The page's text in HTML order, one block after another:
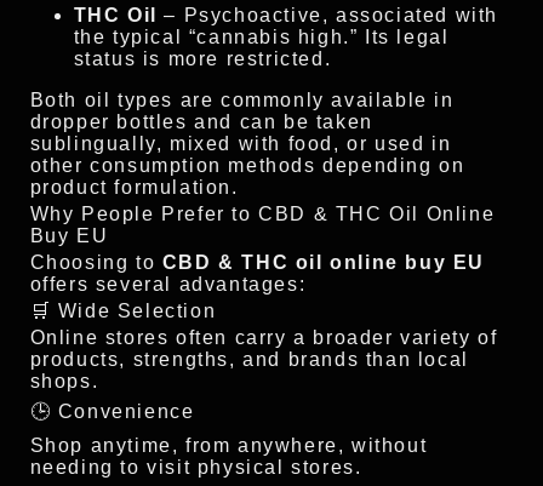
THC Oil
– Psychoactive, associated with
the typical “cannabis high.” Its legal
status is more restricted.
Both oil types are commonly available in
dropper bottles and can be taken
sublingually, mixed with food, or used in
other consumption methods depending on
product formulation.
Why People Prefer to CBD & THC Oil Online
Buy EU
Choosing to CBD & THC oil online buy EU
offers several advantages:
🛒 Wide Selection
Online stores often carry a broader variety of
products, strengths, and brands than local
shops.
🕒 Convenience
Shop anytime, from anywhere, without
needing to visit physical stores.